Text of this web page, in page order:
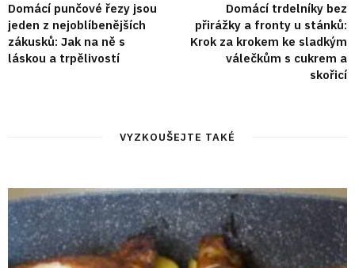
Domácí punčové řezy jsou
jeden z nejoblíbenějších
zákusků: Jak na ně s
láskou a trpělivostí
Domácí trdelníky bez
přirážky a fronty u stánků:
Krok za krokem ke sladkým
válečkům s cukrem a
skořicí
VYZKOUŠEJTE TAKÉ